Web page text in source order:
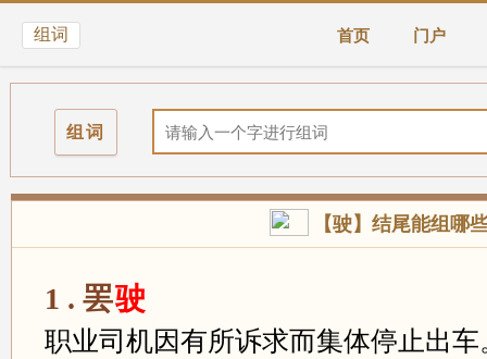
组词 首页 门户
组词
【驶】结尾能组哪
1 . 罢驶
职业司机因有所诉求而集体停止出